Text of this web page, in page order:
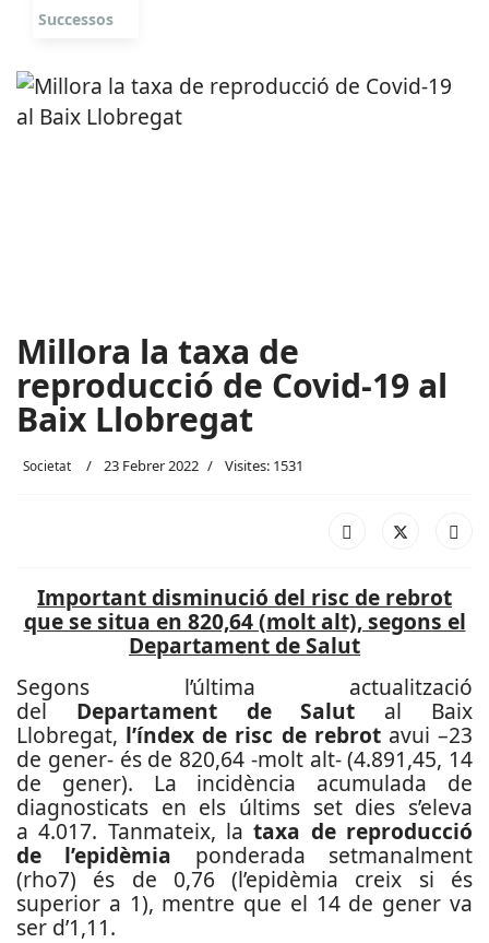
Successos
Millora la taxa de
reproducció de Covid-19 al
Baix Llobregat
Societat 23 Febrer 2022 Visites: 1531
Important disminució del risc de rebrot
que se situa en 820,64 (molt alt), segons el
Departament de Salut
Segons l’última actualització
del Departament de Salut al Baix
Llobregat, l’índex de risc de rebrotavui –23
de gener- és de 820,64 -molt alt- (4.891,45, 14
de gener). La incidència acumulada de
diagnosticats en els últims set dies s’eleva
a 4.017. Tanmateix, lataxa de reproducció
de l’epidèmia ponderada setmanalment
(rho7) és de 0,76 (l’epidèmia creix si és
superior a 1), mentre que el 14 de gener va
ser d’1,11.